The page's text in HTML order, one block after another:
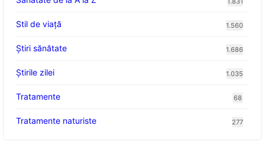
Stil de viaţă 1.560
Ştiri sănătate 1.686
Știrile zilei 1.035
Tratamente 68
Tratamente naturiste 277